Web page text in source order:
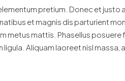
pretium. Donec et
et magnis dis parturient
metus mattis. Phasellus
Aliquam laoreet nisl massa,